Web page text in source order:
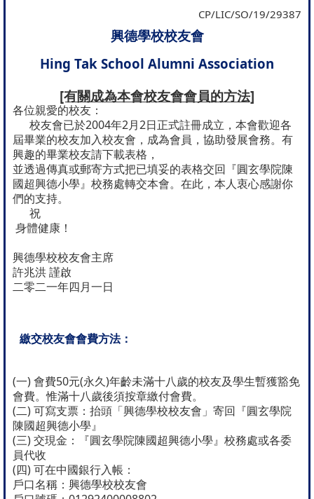
CP/LIC/SO/19/29387
興德學校校友會
Hing Tak School Alumni Association
[有關成為本會校友會會員的方法]
各位親愛的校友：
校友會已於2004年2月2日正式註冊成立，本會歡迎各
屆畢業的校友加入校友會，成為會員，協助發展會務。 有
興趣的畢業校友請下載表格，
並透過傳真或郵寄方式把已填妥的表格交回 『圓玄學院陳
國超興德小學』校務處轉交本會。在此，本人衷心感謝你
們的支持。
祝
身體健康！
興德學校校友會主席
許兆洪 謹啟
二零二一年四月一日
繳交校友會會費方法：
(一) 會費50元(永久)年齡未滿十八歲的校友及學生暫獲豁免
會費。惟滿十八歲後須按章繳付會費。
(二) 可寫支票：抬頭「興德學校校友會」寄回『圓玄學院
陳國超興德小學』
(三) 交現金：『圓玄學院陳國超興德小學』校務處或各委
員代收
(四) 可在中國銀行入帳：
戶口名稱：興德學校校友會